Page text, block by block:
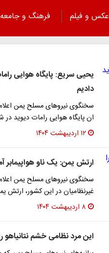
عکس و فیلم فرهنگ و جامعه
یحیی سریع: پایگاه هوایی
دادیم
سخنگوی نیروهای مسلح یمن
ان پایگاه هوایی رامات دیوید
۱۲ اردیبهشت ۱۴۰۴
ارتش یمن: یک ناو هواپیمابر
سخنگوی نیروهای مسلح یمن
غیرنظامیان در این کشور، ارتش
۸ اردیبهشت ۱۴۰۴
این مرد نظامی خشم